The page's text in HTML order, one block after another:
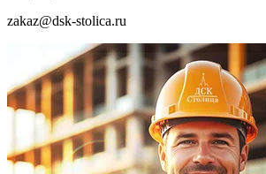
zakaz@dsk-stolica.ru